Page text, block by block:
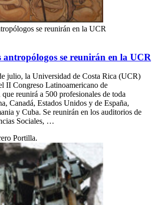
se reunirán en la UCR
antropólogos se reunirán en la UCR
julio, la Universidad de Costa Rica (UCR)
II Congreso Latinoamericano de
reunirá a 500 profesionales de toda
Canadá, Estados Unidos y de España,
y Cuba. Se reunirán en los auditorios de
Sociales, …
Portilla.